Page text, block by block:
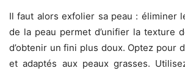
Il faut alors exfolier sa peau : éliminer
de la peau permet d’unifier la texture
d’obtenir un fini plus doux. Optez pour
et adaptés aux peaux grasses.